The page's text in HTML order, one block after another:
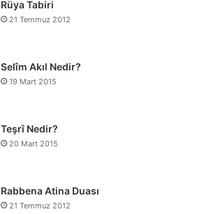
Rüya Tabiri
21 Temmuz 2012
Selîm Akıl Nedir?
19 Mart 2015
Teşrî Nedir?
20 Mart 2015
Rabbena Atina Duası
21 Temmuz 2012